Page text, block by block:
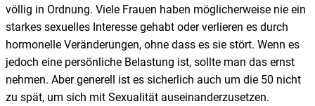
völlig in Ordnung. Viele Frauen haben möglicherweise nie ein
starkes sexuelles Interesse gehabt oder verlieren es durch
hormonelle Veränderungen, ohne dass es sie stört. Wenn es
jedoch eine persönliche Belastung ist, sollte man das ernst
nehmen. Aber generell ist es sicherlich auch um die 50 nicht
zu spät, um sich mit Sexualität auseinanderzusetzen.